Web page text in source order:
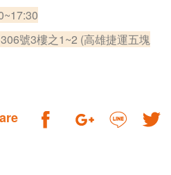
號3樓之1~2 (高雄捷運五塊